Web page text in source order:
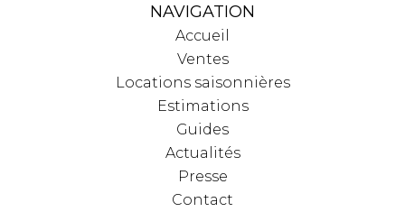
NAVIGATION
Accueil
Ventes
Locations saisonnières
Estimations
Guides
Actualités
Presse
Contact